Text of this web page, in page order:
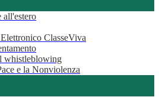
all'estero
ClasseViva
whistleblowing
e la Nonviolenza